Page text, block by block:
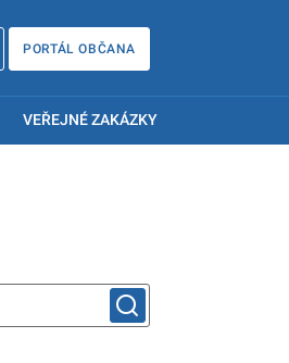
PORTÁL OBČANA
VEŘEJNÉ ZAKÁZKY